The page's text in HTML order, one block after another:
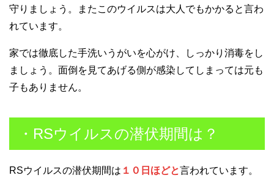
守りましょう。またこのウイルスは大人でもかかると言わ
れています。
家では徹底した手洗いうがいを心がけ、しっかり消毒をし
ましょう。面倒を見てあげる側が感染してしまっては元も
子もありません。
・RSウイルスの潜伏期間は？
RSウイルスの潜伏期間は １０日ほどと言われています。